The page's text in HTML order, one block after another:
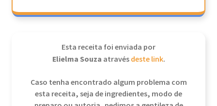
Esta receita foi enviada por
Elielma Souza atravésdeste link.
Caso tenha encontrado algum problema com
esta receita, seja de ingredientes, modo de